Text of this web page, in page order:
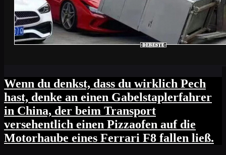
Wenn du denkst, dass du wirklich Pech
hast, denke an einen Gabelstaplerfahrer
in China, der beim Transport
versehentlich einen Pizzaofen auf die
Motorhaube eines Ferrari F8 fallen ließ.